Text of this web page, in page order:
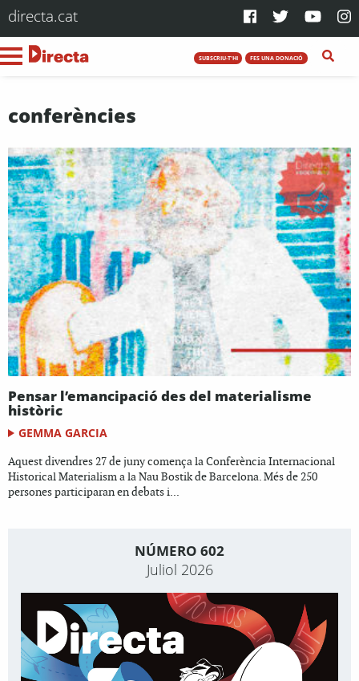
directa.cat
SUBSCRIU-T'HI FES UNA DONACIÓ
conferències
Pensar l’emancipació des del materialisme
històric
GEMMA GARCIA
Aquest divendres 27 de juny comença la Conferència Internacional
Historical Materialism a la Nau Bostik de Barcelona. Més de 250
persones participaran en debats i...
NÚMERO 602
Juliol 2026